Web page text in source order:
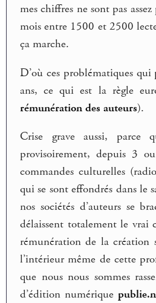
mes chiffres ne sont pas
mois entre 1500 et 2500
ça marche.
D’où ces problématiques
ans, ce qui est la règle
rémunération des auteurs).
Crise grave aussi, parce
provisoirement, depuis 3
commandes culturelles
qui se sont effondrés dans le
nos sociétés d’auteurs se
délaissent totalement le vrai
rémunération de la création
l’intérieur même de cette
que nous nous sommes
d’édition numérique